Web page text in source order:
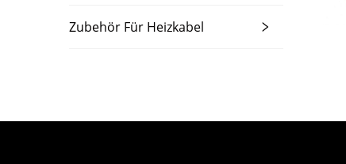
Zubehör Für Heizkabel